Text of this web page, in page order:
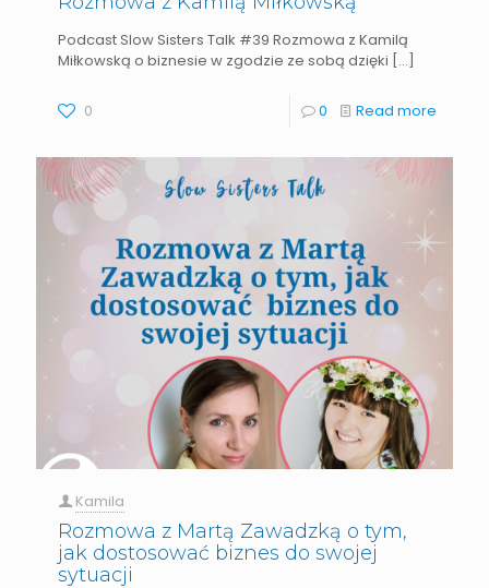
Podcast Slow Sisters Talk #39 Rozmowa z Kamilą
Miłkowską o biznesie w zgodzie ze sobą dzięki […]
0 0 Read more
Kamila
Rozmowa z Martą Zawadzką o tym,
jak dostosować biznes do swojej
sytuacji